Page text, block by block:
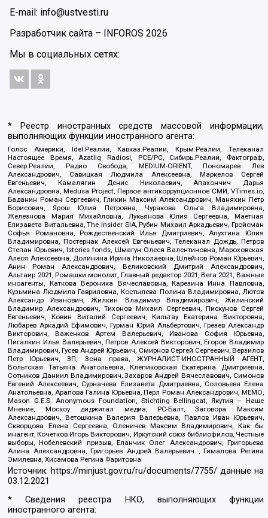
E-mail: info@ustvesti.ru
Разработчик сайта –
INFOROS 2026
Мы в социальных сетях:
* Реестр иностранных средств массовой информации,
выполняющих функции иностранного агента:
Голос Америки, Idel.Реалии, Кавказ.Реалии, Крым.Реалии, Телеканал
Настоящее Время, Azatliq Radiosi, PCE/PC, Сибирь.Реалии, Фактограф,
Север.Реалии, Радио Свобода, MEDIUM-ORIENT, Пономарев Лев
Александрович, Савицкая Людмила Алексеевна, Маркелов Сергей
Евгеньевич, Камалягин Денис Николаевич, Апахончич Дарья
Александровна, Medusa Project, Первое антикоррупционное СМИ, VTimes.io,
Баданин Роман Сергеевич, Гликин Максим Александрович, Маняхин Петр
Борисович, Ярош Юлия Петровна, Чуракова Ольга Владимировна,
Железнова Мария Михайловна, Лукьянова Юлия Сергеевна, Маетная
Елизавета Витальевна, The Insider SIA, Рубин Михаил Аркадьевич, Гройсман
Софья Романовна, Рождественский Илья Дмитриевич, Апухтина Юлия
Владимировна, Постернак Алексей Евгеньевич, Телеканал Дождь, Петров
Степан Юрьевич, Istories fonds, Шмагун Олеся Валентиновна, Мароховская
Алеся Алексеевна, Долинина Ирина Николаевна, Шлейнов Роман Юрьевич,
Анин Роман Александрович, Великовский Дмитрий Александрович,
Альтаир 2021, Ромашки монолит, Главный редактор 2021, Вега 2021, Важные
иноагенты, Каткова Вероника Вячеславовна, Карезина Инна Павловна,
Кузьмина Людмила Гавриловна, Костылева Полина Владимировна, Лютов
Александр Иванович, Жилкин Владимир Владимирович, Жилинский
Владимир Александрович, Тихонов Михаил Сергеевич, Пискунов Сергей
Евгеньевич, Ковин Виталий Сергеевич, Кильтау Екатерина Викторовна,
Любарев Аркадий Ефимович, Гурман Юрий Альбертович, Грезев Александр
Викторович, Важенков Артем Валерьевич, Иванова София Юрьевна,
Пигалкин Илья Валерьевич, Петров Алексей Викторович, Егоров Владимир
Владимирович, Гусев Андрей Юрьевич, Смирнов Сергей Сергеевич, Верзилов
Петр Юрьевич, ЗП, Зона права, ЖУРНАЛИСТ-ИНОСТРАННЫЙ АГЕНТ,
Вольтская Татьяна Анатольевна, Клепиковская Екатерина Дмитриевна,
Сотников Даниил Владимирович, Захаров Андрей Вячеславович, Симонов
Евгений Алексеевич, Сурначева Елизавета Дмитриевна, Соловьева Елена
Анатольевна, Арапова Галина Юрьевна, Перл Роман Александрович, МЕМО,
Mason G.E.S. Anonymous Foundation, Stichting Bellingcat, Якутия – Наше
Мнение, Москоу диджитал медиа, РС-Балт, Заговора Максим
Александрович, Ветошкина Валерия Валерьевна, Павлов Иван Юрьевич,
Скворцова Елена Сергеевна, Оленичев Максим Владимирович, Как бы
инагент, Кочетков Игорь Викторович, Иркутский союз библиофилов, Честные
выборы, Нобелевский призыв, Еланчик Олег Александрович, Григорьева
Алина Александровна, Григорьев Андрей Валерьевич , Гималова Регина
Эмилевна, Хисамова Регина Фаритовна
Источник: https://minjust.gov.ru/ru/documents/7755/ данные на
03.12.2021
* Сведения реестра НКО, выполняющих функции
иностранного агента: